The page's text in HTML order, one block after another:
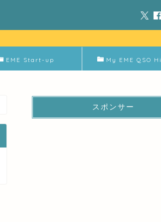
EME Start-up My EME QSO
スポンサー